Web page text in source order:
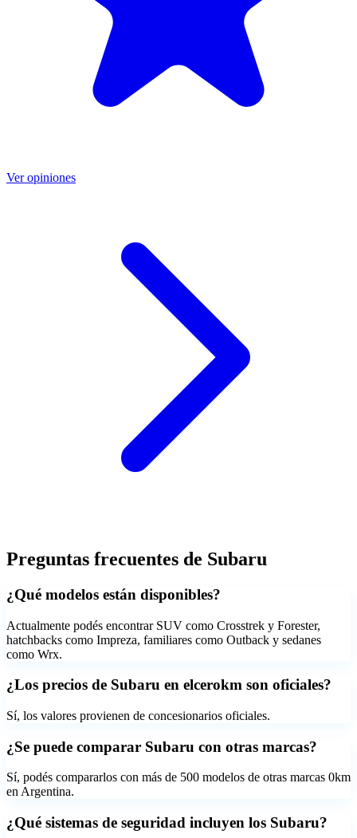
Ver opiniones
Preguntas frecuentes de Subaru
¿Qué modelos están disponibles?
Actualmente podés encontrar SUV como Crosstrek y Forester,
hatchbacks como Impreza, familiares como Outback y sedanes
como Wrx.
¿Los precios de Subaru en elcerokm son oficiales?
Sí, los valores provienen de concesionarios oficiales.
¿Se puede comparar Subaru con otras marcas?
Sí, podés compararlos con más de 500 modelos de otras marcas 0km
en Argentina.
¿Qué sistemas de seguridad incluyen los Subaru?